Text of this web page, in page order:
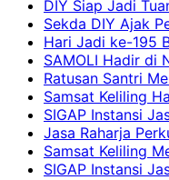
DIY Siap Jadi
Sekda DIY Ajak
Hari Jadi ke-195
SAMOLI Hadir di
Ratusan Santri
Samsat Keliling
SIGAP Instansi
Jasa Raharja
Samsat Keliling
SIGAP Instansi